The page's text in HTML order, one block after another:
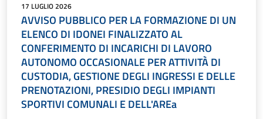
17 LUGLIO 2026
AVVISO PUBBLICO PER LA FORMAZIONE DI UN
ELENCO DI IDONEI FINALIZZATO AL
CONFERIMENTO DI INCARICHI DI LAVORO
AUTONOMO OCCASIONALE PER ATTIVITÀ DI
CUSTODIA, GESTIONE DEGLI INGRESSI E DELLE
PRENOTAZIONI, PRESIDIO DEGLI IMPIANTI
SPORTIVI COMUNALI E DELL'AREa